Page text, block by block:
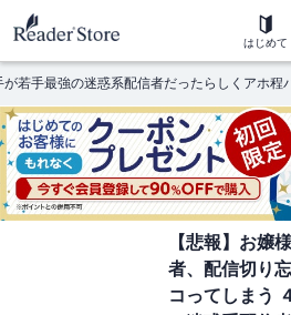
はじめて
若手最強の迷惑系配信者だったらしくアホ程
【悲報】お嬢
者、配信切り
コってしまう